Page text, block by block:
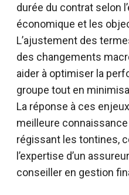
durée du contrat selon
économique et les
L’ajustement des
des changements
aider à optimiser la
groupe tout en
La réponse à ces
meilleure
régissant les tontines,
l’expertise d’un
conseiller en gestion